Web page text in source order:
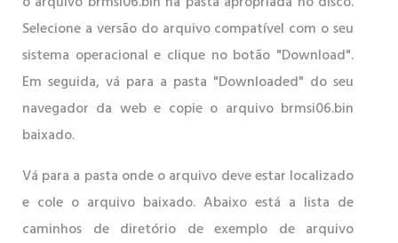
Selecione a versão do arquivo compatível com o seu
sistema operacional e clique no botão "Download".
Em seguida, vá para a pasta "Downloaded" do seu
navegador da web e copie o arquivo brmsi06.bin
baixado.
Vá para a pasta onde o arquivo deve estar localizado
e cole o arquivo baixado. Abaixo está a lista de
caminhos de diretório de exemplo de arquivo